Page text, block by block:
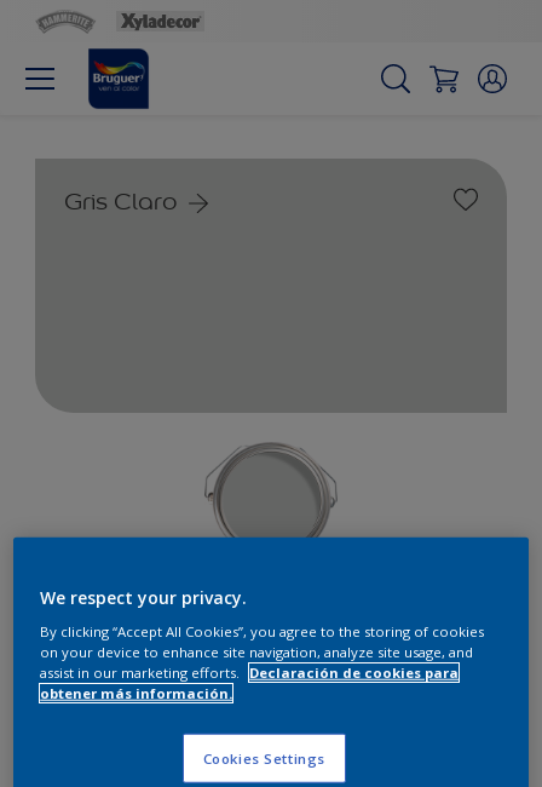
Gris Claro
Encontrar productos de este color
Ir
We respect your privacy.
By clicking “Accept All Cookies”, you agree to the storing of cookies
on your device to enhance site navigation, analyze site usage, and
assist in our marketing efforts.
Declaración de cookies para
obtener más información.
Cookies Settings